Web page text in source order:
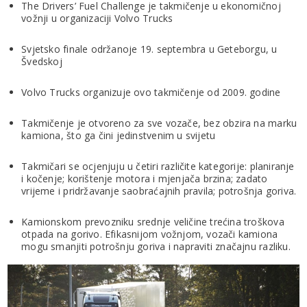
The Drivers’ Fuel Challenge je takmičenje u ekonomičnoj
vožnji u organizaciji Volvo Trucks
Svjetsko finale održanoje 19. septembra u Geteborgu, u
Švedskoj
Volvo Trucks organizuje ovo takmičenje od 2009. godine
Takmičenje je otvoreno za sve vozače, bez obzira na marku
kamiona, što ga čini jedinstvenim u svijetu
Takmičari se ocjenjuju u četiri različite kategorije: planiranje
i kočenje; korištenje motora i mjenjača brzina; zadato
vrijeme i pridržavanje saobraćajnih pravila; potrošnja goriva.
Kamionskom prevozniku srednje veličine trećina troškova
otpada na gorivo. Efikasnijom vožnjom, vozači kamiona
mogu smanjiti potrošnju goriva i napraviti značajnu razliku.